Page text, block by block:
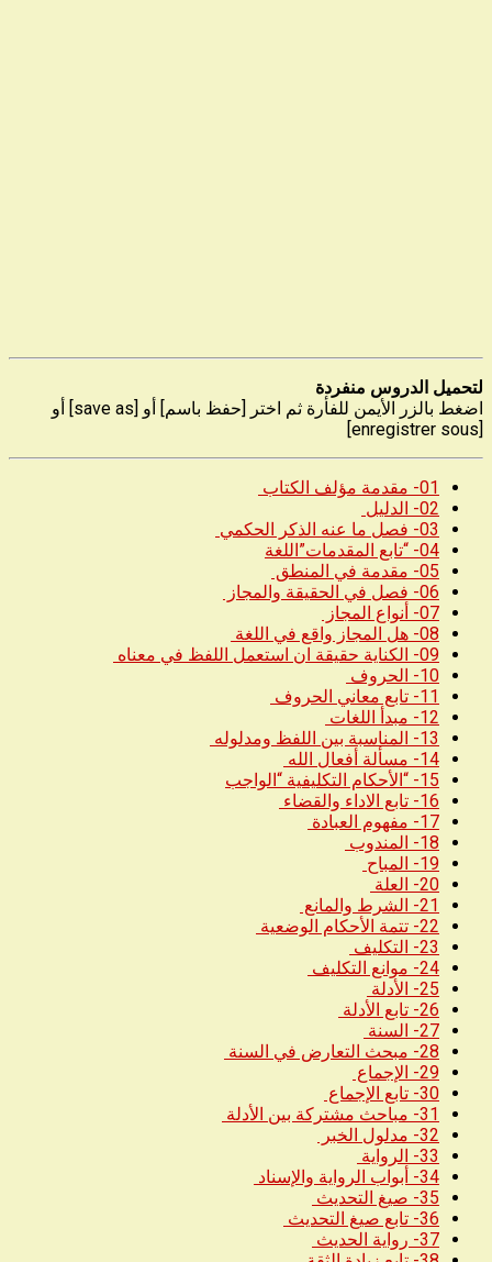
لتحميل الدروس منفردة
اضغط بالزر الأيمن للفأرة ثم اختر [حفظ باسم] أو [save as] أو
[enregistrer sous]
01- مقدمة مؤلف الكتاب
02- الدليل
03- فصل ما عنه الذكر الحكمي
04- “تابع المقدمات”اللغة
05- مقدمة في المنطق
06- فصل في الحقيقة والمجاز
07- أنواع المجاز
08- هل المجاز واقع في اللغة
09- الكناية حقيقة ان استعمل اللفظ في معناه
10- الحروف
11- تابع معاني الحروف
12- مبدأ اللغات
13- المناسبة بين اللفظ ومدلوله
14- مسألة أفعال الله
15- “الأحكام التكليفية “الواجب
16- تابع الاداء والقضاء
17- مفهوم العبادة
18- المندوب
19- المباح
20- العلة
21- الشرط والمانع
22- تتمة الأحكام الوضعية
23- التكليف
24- موانع التكليف
25- الأدلة
26- تابع الأدلة
27- السنة
28- مبحث التعارض في السنة
29- الإجماع
30- تابع الإجماع
31- مباحث مشتركة بين الأدلة
32- مدلول الخبر
33- الرواية
34- أبواب الرواية والإسناد
35- صيغ التحديث
36- تابع صيغ التحديث
37- رواية الحديث